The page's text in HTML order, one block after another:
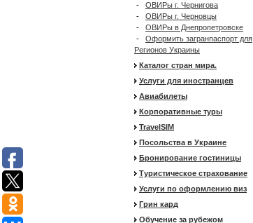
- ОВИРы г. Чернигова
- ОВИРы г. Черновцы
- ОВИРы в Днепропетровске
- Оформить загранпаспорт для
Регионов Украины
Каталог стран мира.
Услуги для иностранцев
Авиабилеты
Корпоративные туры
TravelSIM
Посольства в Украине
Бронирование гостиницы
Туристическое страхование
Услуги по оформлению виз
Грин кард
Обучение за рубежом